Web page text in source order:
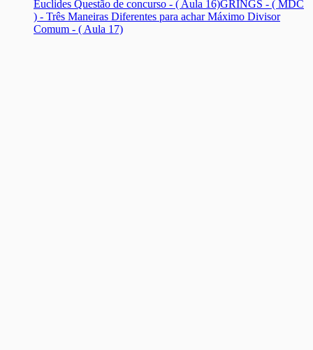
Euclides Questão de concurso - ( Aula 16)GRINGS - ( MDC
) - Três Maneiras Diferentes para achar Máximo Divisor
Comum - ( Aula 17)